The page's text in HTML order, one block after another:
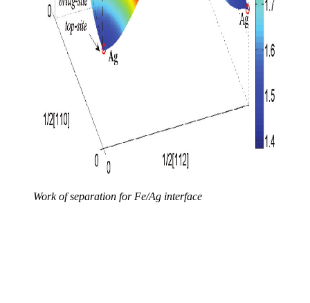
Work of separation for Fe/Ag interface